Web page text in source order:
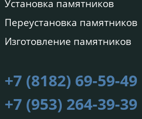
Установка памятников
Переустановка памятников
Изготовление памятников
+7 (8182) 69-59-49
+7 (953) 264-39-39